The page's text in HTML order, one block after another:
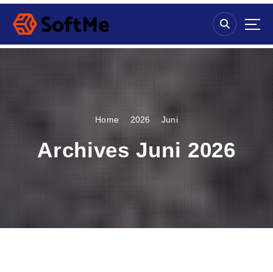
S
p
Home 2026 Juni
Archives Juni 2026